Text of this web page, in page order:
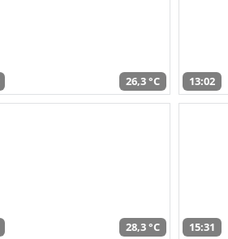
26,3 °C 13:02
28,3 °C 15:31